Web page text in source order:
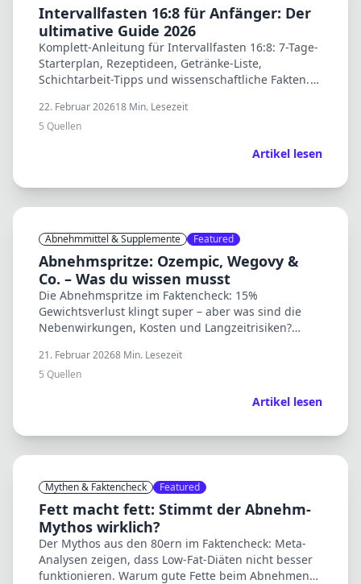
Intervallfasten 16:8 für Anfänger: Der
ultimative Guide 2026
Komplett-Anleitung für Intervallfasten 16:8: 7-Tage-
Starterplan, Rezeptideen, Getränke-Liste,
Schichtarbeit-Tipps und wissenschaftliche Fakten.
22. Februar 202618 Min. Lesezeit
5 Quellen
Artikel lesen
Abnehmmittel & Supplemente Featured
Abnehmspritze: Ozempic, Wegovy &
Co. – Was du wissen musst
Die Abnehmspritze im Faktencheck: 15%
Gewichtsverlust klingt super – aber was sind die
Nebenwirkungen, Kosten und Langzeitrisiken?
21. Februar 20268 Min. Lesezeit
5 Quellen
Artikel lesen
Mythen & Faktencheck Featured
Fett macht fett: Stimmt der Abnehm-
Mythos wirklich?
Der Mythos aus den 80ern im Faktencheck: Meta-
Analysen zeigen, dass Low-Fat-Diäten nicht besser
funktionieren. Warum gute Fette beim Abnehmen